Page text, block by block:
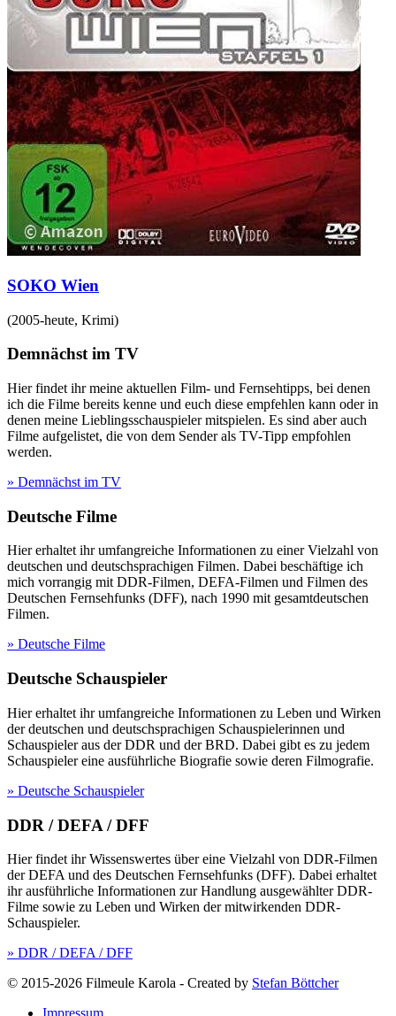
SOKO Wien
(2005-heute, Krimi)
Demnächst im TV
Hier findet ihr meine aktuellen Film- und Fernsehtipps, bei denen
ich die Filme bereits kenne und euch diese empfehlen kann oder in
denen meine Lieblingsschauspieler mitspielen. Es sind aber auch
Filme aufgelistet, die von dem Sender als TV-Tipp empfohlen
werden.
» Demnächst im TV
Deutsche Filme
Hier erhaltet ihr umfangreiche Informationen zu einer Vielzahl von
deutschen und deutschsprachigen Filmen. Dabei beschäftige ich
mich vorrangig mit DDR-Filmen, DEFA-Filmen und Filmen des
Deutschen Fernsehfunks (DFF), nach 1990 mit gesamtdeutschen
Filmen.
» Deutsche Filme
Deutsche Schauspieler
Hier erhaltet ihr umfangreiche Informationen zu Leben und Wirken
der deutschen und deutschsprachigen Schauspielerinnen und
Schauspieler aus der DDR und der BRD. Dabei gibt es zu jedem
Schauspieler eine ausführliche Biografie sowie deren Filmografie.
» Deutsche Schauspieler
DDR / DEFA / DFF
Hier findet ihr Wissenswertes über eine Vielzahl von DDR-Filmen
der DEFA und des Deutschen Fernsehfunks (DFF). Dabei erhaltet
ihr ausführliche Informationen zur Handlung ausgewählter DDR-
Filme sowie zu Leben und Wirken der mitwirkenden DDR-
Schauspieler.
» DDR / DEFA / DFF
© 2015-2026 Filmeule Karola - Created by Stefan Böttcher